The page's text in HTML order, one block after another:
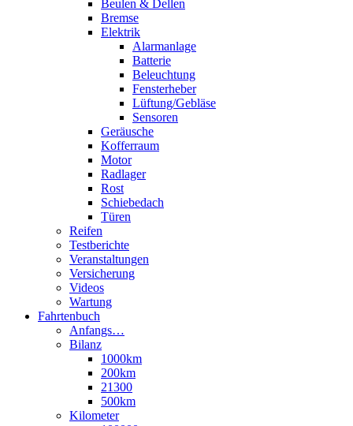
Beulen & Dellen
Bremse
Elektrik
Alarmanlage
Batterie
Beleuchtung
Fensterheber
Lüftung/Gebläse
Sensoren
Geräusche
Kofferraum
Motor
Radlager
Rost
Schiebedach
Türen
Reifen
Testberichte
Veranstaltungen
Versicherung
Videos
Wartung
Fahrtenbuch
Anfangs…
Bilanz
1000km
200km
21300
500km
Kilometer